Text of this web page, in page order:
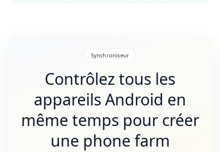
Synchroniseur
Contrôlez tous les
appareils Android en
même temps pour créer
une phone farm